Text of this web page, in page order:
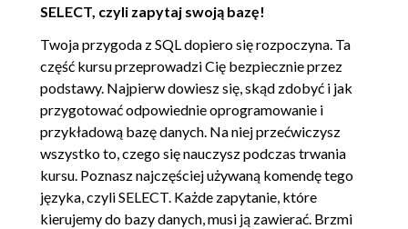
SELECT, czyli zapytaj swoją bazę!
Twoja przygoda z SQL dopiero się rozpoczyna. Ta
część kursu przeprowadzi Cię bezpiecznie przez
podstawy. Najpierw dowiesz się, skąd zdobyć i jak
przygotować odpowiednie oprogramowanie i
przykładową bazę danych. Na niej przećwiczysz
wszystko to, czego się nauczysz podczas trwania
kursu. Poznasz najczęściej używaną komendę tego
języka, czyli SELECT. Każde zapytanie, które
kierujemy do bazy danych, musi ją zawierać. Brzmi